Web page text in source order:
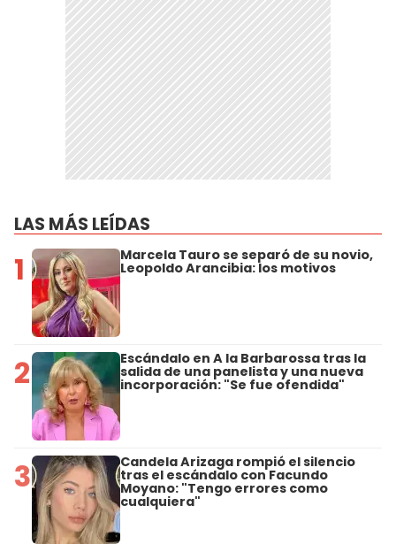
LAS MÁS LEÍDAS
1 Marcela Tauro se separó de su novio,
Leopoldo Arancibia: los motivos
2 Escándalo en A la Barbarossa tras la
salida de una panelista y una nueva
incorporación: "Se fue ofendida"
3 Candela Arizaga rompió el silencio
tras el escándalo con Facundo
Moyano: "Tengo errores como
cualquiera"